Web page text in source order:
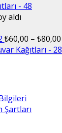
- 48
aldı
₺60,00 – ₺80,00
Kağıtları - 28
Şartları